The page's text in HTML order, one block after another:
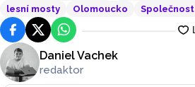
lesní mosty
Olomoucko Společnost
FacebookPlatforma X
WhatsApp
Daniel Vachek
redaktor